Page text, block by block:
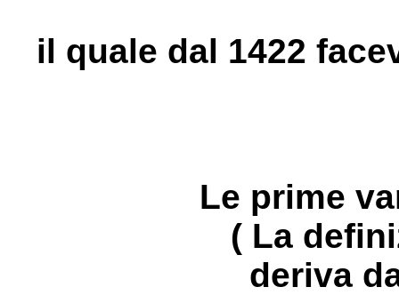
il quale dal 1422
Le prime
( La
deriva